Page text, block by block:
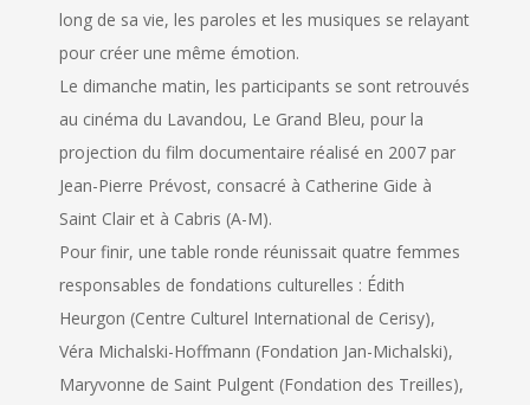
long de sa vie, les paroles et les musiques se relayant
pour créer une même émotion.
Le dimanche matin, les participants se sont retrouvés
au cinéma du Lavandou, Le Grand Bleu, pour la
projection du film documentaire réalisé en 2007 par
Jean-Pierre Prévost, consacré à Catherine Gide à
Saint Clair et à Cabris (A-M).
Pour finir, une table ronde réunissait quatre femmes
responsables de fondations culturelles : Édith
Heurgon (Centre Culturel International de Cerisy),
Véra Michalski-Hoffmann (Fondation Jan-Michalski),
Maryvonne de Saint Pulgent (Fondation des Treilles),